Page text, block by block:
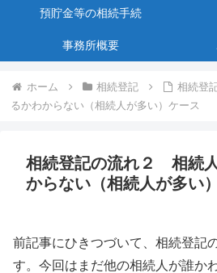
預貯金等の相続手続
事務所概要
ホーム 相続登記
相続登
るかわからない（相続人が多い）ケース
相続登記の流れ２ 相続
からない（相続人が多い
前記事にひきつづいて、相続登記
す。今回はまだ他の相続人が誰か